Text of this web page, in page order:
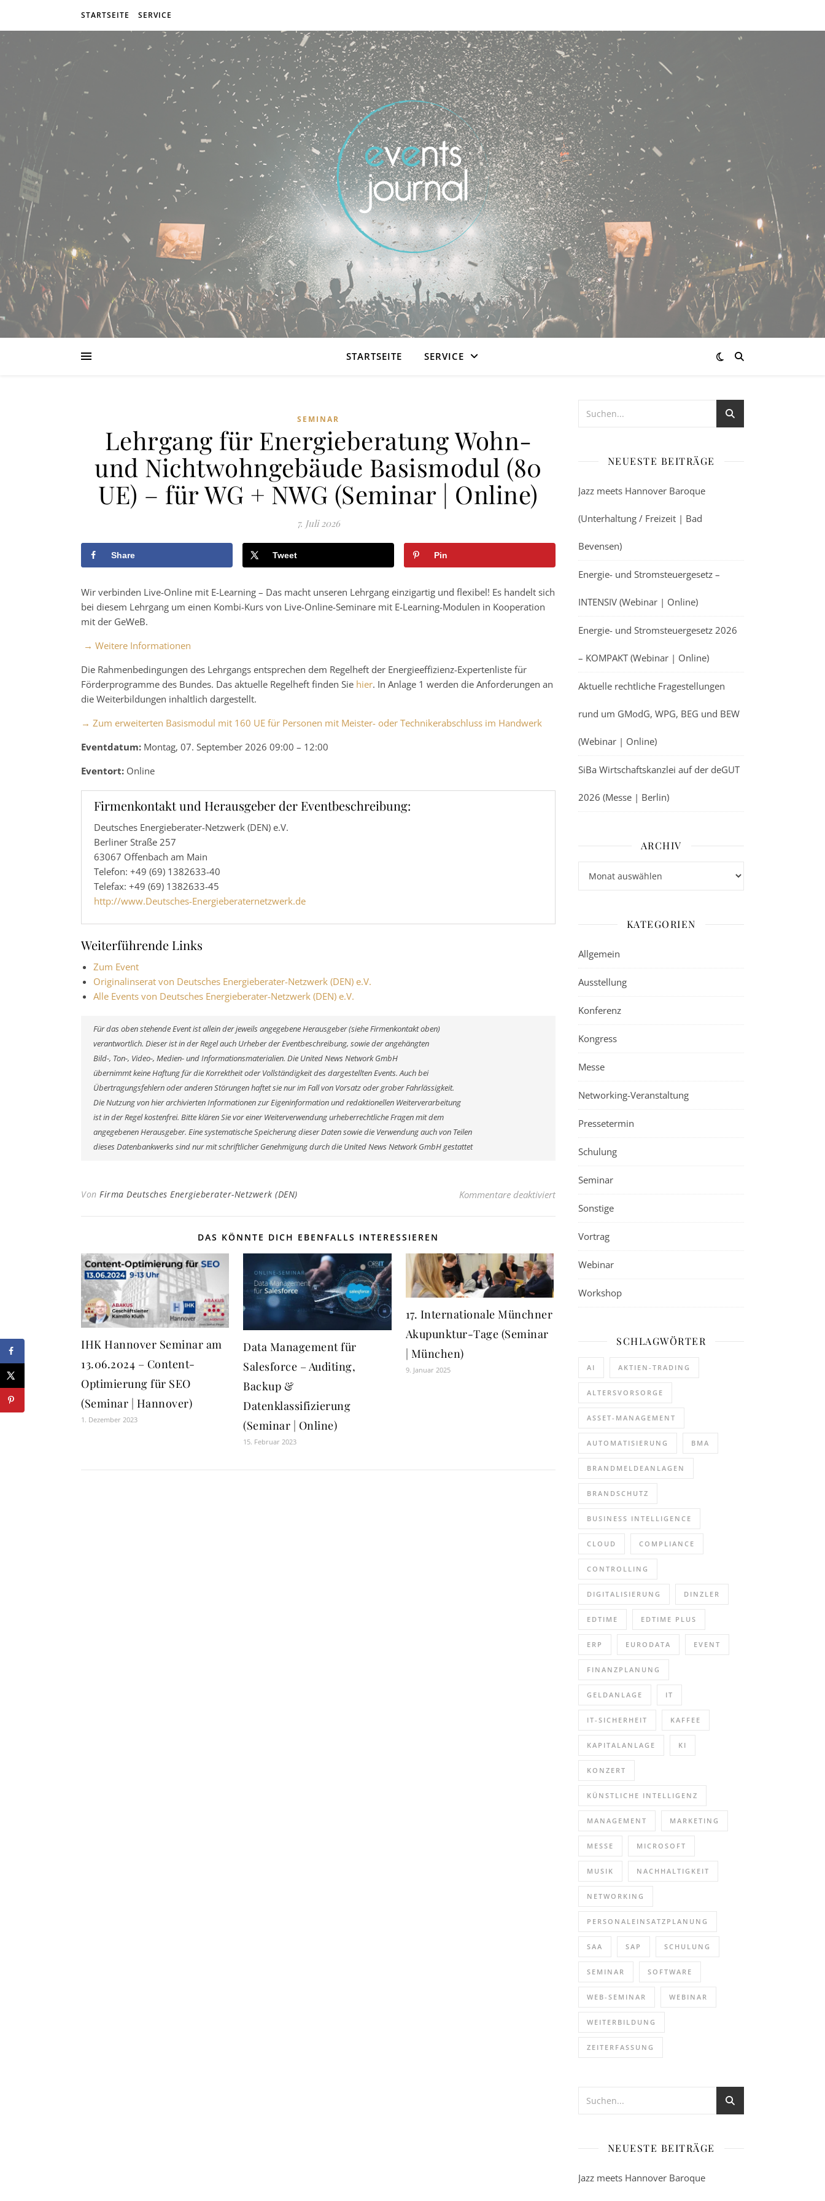
STARTSEITE SERVICE
STARTSEITE SERVICE
SEMINAR
Lehrgang für Energieberatung Wohn-
und Nichtwohngebäude Basismodul (80
UE) – für WG + NWG (Seminar | Online)
7. Juli 2026
Share Tweet Pin
Wir verbinden Live-Online mit E-Learning – Das macht unseren Lehrgang einzigartig und flexibel! Es handelt sich
bei diesem Lehrgang um einen Kombi-Kurs von Live-Online-Seminare mit E-Learning-Modulen in Kooperation
mit der GeWeB.
→ Weitere Informationen
Die Rahmenbedingungen des Lehrgangs entsprechen dem Regelheft der Energieeffizienz-Expertenliste für
Förderprogramme des Bundes. Das aktuelle Regelheft finden Sie hier. In Anlage 1 werden die Anforderungen an
die Weiterbildungen inhaltlich dargestellt.
→ Zum erweiterten Basismodul mit 160 UE für Personen mit Meister- oder Technikerabschluss im Handwerk
Eventdatum: Montag, 07. September 2026 09:00 – 12:00
Eventort: Online
Firmenkontakt und Herausgeber der Eventbeschreibung:
Deutsches Energieberater-Netzwerk (DEN) e.V.
Berliner Straße 257
63067 Offenbach am Main
Telefon: +49 (69) 1382633-40
Telefax: +49 (69) 1382633-45
http://www.Deutsches-Energieberaternetzwerk.de
Weiterführende Links
Zum Event
Originalinserat von Deutsches Energieberater-Netzwerk (DEN) e.V.
Alle Events von Deutsches Energieberater-Netzwerk (DEN) e.V.
Für das oben stehende Event ist allein der jeweils angegebene Herausgeber (siehe Firmenkontakt oben)
verantwortlich. Dieser ist in der Regel auch Urheber der Eventbeschreibung, sowie der angehängten
Bild-, Ton-, Video-, Medien- und Informationsmaterialien. Die United News Network GmbH
übernimmt keine Haftung für die Korrektheit oder Vollständigkeit des dargestellten Events. Auch bei
Übertragungsfehlern oder anderen Störungen haftet sie nur im Fall von Vorsatz oder grober Fahrlässigkeit.
Die Nutzung von hier archivierten Informationen zur Eigeninformation und redaktionellen Weiterverarbeitung
ist in der Regel kostenfrei. Bitte klären Sie vor einer Weiterverwendung urheberrechtliche Fragen mit dem
angegebenen Herausgeber. Eine systematische Speicherung dieser Daten sowie die Verwendung auch von Teilen
dieses Datenbankwerks sind nur mit schriftlicher Genehmigung durch die United News Network GmbH gestattet
Von Firma Deutsches Energieberater-Netzwerk (DEN) Kommentare deaktiviertfür Lehrgang für Energieberatung Wohn- und
DAS KÖNNTE DICH EBENFALLS INTERESSIEREN
IHK Hannover Seminar am
13.06.2024 – Content-
Optimierung für SEO
(Seminar | Hannover)
1. Dezember 2023
Data Management für
Salesforce – Auditing,
Backup &
Datenklassifizierung
(Seminar | Online)
15. Februar 2023
17. Internationale Münchner
Akupunktur-Tage (Seminar
| München)
9. Januar 2025
NEUESTE BEITRÄGE
Jazz meets Hannover Baroque
(Unterhaltung / Freizeit | Bad
Bevensen)
Energie- und Stromsteuergesetz –
INTENSIV (Webinar | Online)
Energie- und Stromsteuergesetz 2026
– KOMPAKT (Webinar | Online)
Aktuelle rechtliche Fragestellungen
rund um GModG, WPG, BEG und BEW
(Webinar | Online)
SiBa Wirtschaftskanzlei auf der deGUT
2026 (Messe | Berlin)
ARCHIV
KATEGORIEN
Allgemein
Ausstellung
Konferenz
Kongress
Messe
Networking-Veranstaltung
Pressetermin
Schulung
Seminar
Sonstige
Vortrag
Webinar
Workshop
SCHLAGWÖRTER
AI AKTIEN-TRADING
ALTERSVORSORGE
ASSET-MANAGEMENT
AUTOMATISIERUNG BMA
BRANDMELDEANLAGEN
BRANDSCHUTZ
BUSINESS INTELLIGENCE
CLOUD COMPLIANCE
CONTROLLING
DIGITALISIERUNG DINZLER
EDTIME EDTIME PLUS
ERP EURODATA EVENT
FINANZPLANUNG
GELDANLAGE IT
IT-SICHERHEIT KAFFEE
KAPITALANLAGE KI
KONZERT
KÜNSTLICHE INTELLIGENZ
MANAGEMENT MARKETING
MESSE MICROSOFT
MUSIK NACHHALTIGKEIT
NETWORKING
PERSONALEINSATZPLANUNG
SAA SAP SCHULUNG
SEMINAR SOFTWARE
WEB-SEMINAR WEBINAR
WEITERBILDUNG
ZEITERFASSUNG
NEUESTE BEITRÄGE
Jazz meets Hannover Baroque